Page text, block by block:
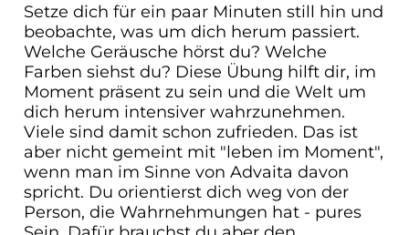
Setze dich für ein paar Minuten still hin und
beobachte, was um dich herum passiert.
Welche Geräusche hörst du? Welche
Farben siehst du? Diese Übung hilft dir, im
Moment präsent zu sein und die Welt um
dich herum intensiver wahrzunehmen.
Viele sind damit schon zufrieden. Das ist
aber nicht gemeint mit "leben im Moment",
wenn man im Sinne von Advaita davon
spricht. Du orientierst dich weg von der
Person, die Wahrnehmungen hat - pures